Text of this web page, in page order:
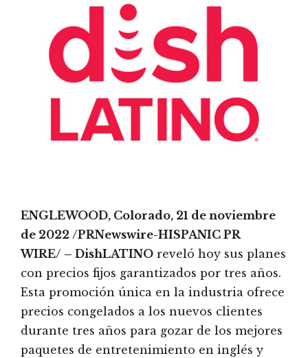
ENGLEWOOD, Colorado, 21 de noviembre
de 2022 /PRNewswire-HISPANIC PR
WIRE/ – DishLATINO reveló hoy sus planes
con precios fijos garantizados por tres años.
Esta promoción única en la industria ofrece
precios congelados a los nuevos clientes
durante tres años para gozar de los mejores
paquetes de entretenimiento en inglés y